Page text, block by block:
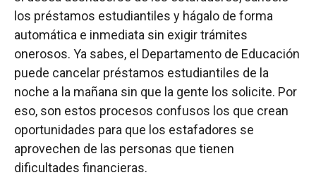
los préstamos estudiantiles y hágalo de forma
automática e inmediata sin exigir trámites
onerosos. Ya sabes, el Departamento de Educación
puede cancelar préstamos estudiantiles de la
noche a la mañana sin que la gente los solicite. Por
eso, son estos procesos confusos los que crean
oportunidades para que los estafadores se
aprovechen de las personas que tienen
dificultades financieras.